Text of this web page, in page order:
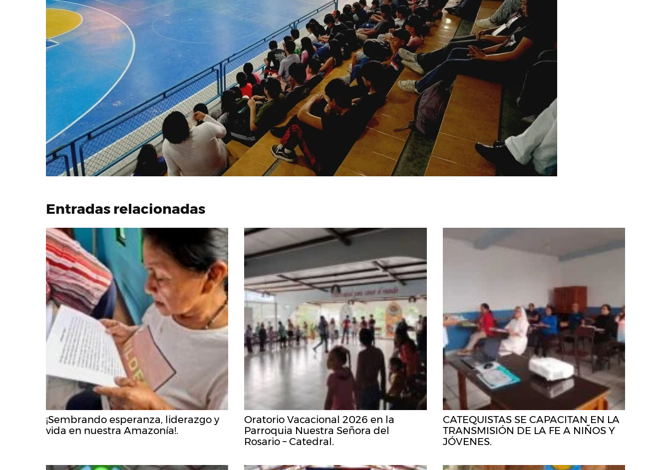
Entradas relacionadas
¡Sembrando esperanza, liderazgo y
vida en nuestra Amazonía!.
Oratorio Vacacional 2026 en la
Parroquia Nuestra Señora del
Rosario – Catedral.
CATEQUISTAS SE CAPACITAN EN LA
TRANSMISIÓN DE LA FE A NIÑOS Y
JÓVENES.